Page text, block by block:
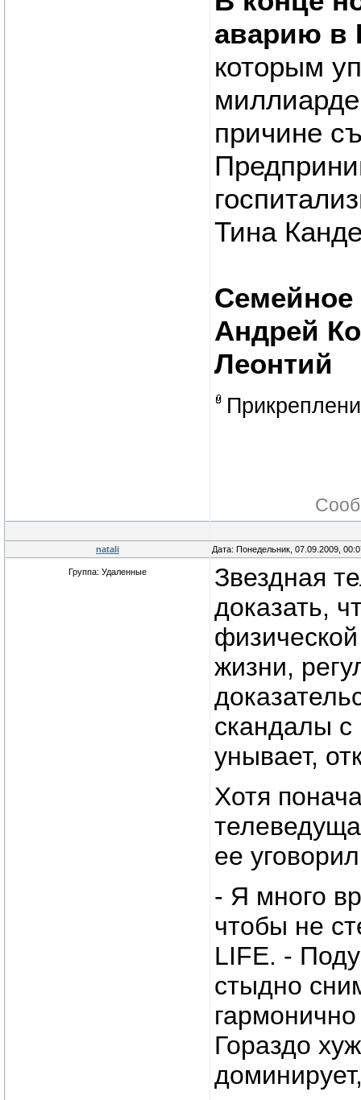
аварию в
которым
причине
Тина
Андрей
Леонтий
natali Дата: Понедельник, 07.09.2009,
Группа: Удаленные
Звездная
доказать,
жизни,
скандалы
унывает,
Хотя
ее
- Я много
чтобы не
LIFE. -
стыдно
Гораздо